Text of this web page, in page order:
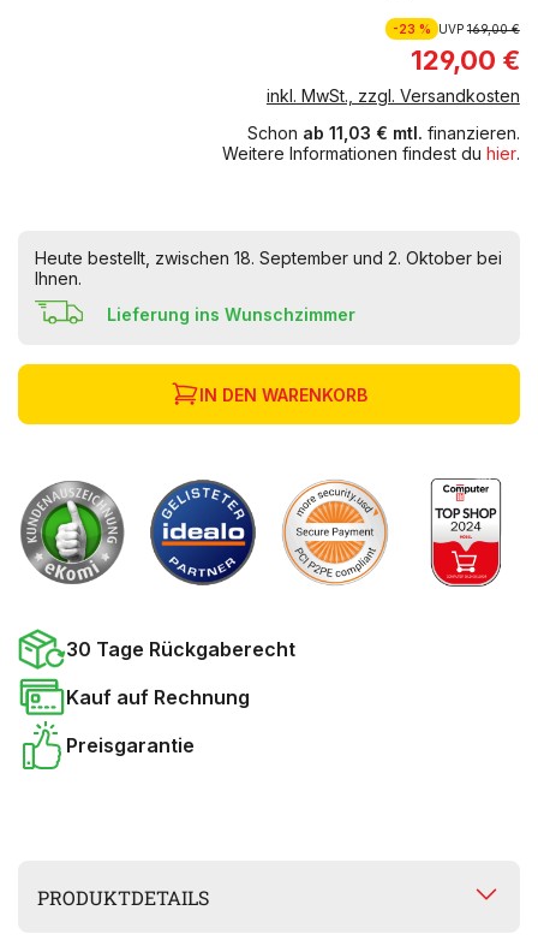
-23 % UVP169,00 €
129,00 €
inkl. MwSt., zzgl. Versandkosten
Schon ab 11,03 € mtl. finanzieren.
Weitere Informationen findest du hier.
Heute bestellt, zwischen 18. September und 2. Oktober bei
Ihnen.
Lieferung ins Wunschzimmer
IN DEN WARENKORB
30 Tage Rückgaberecht
Kauf auf Rechnung
Preisgarantie
PRODUKTDETAILS